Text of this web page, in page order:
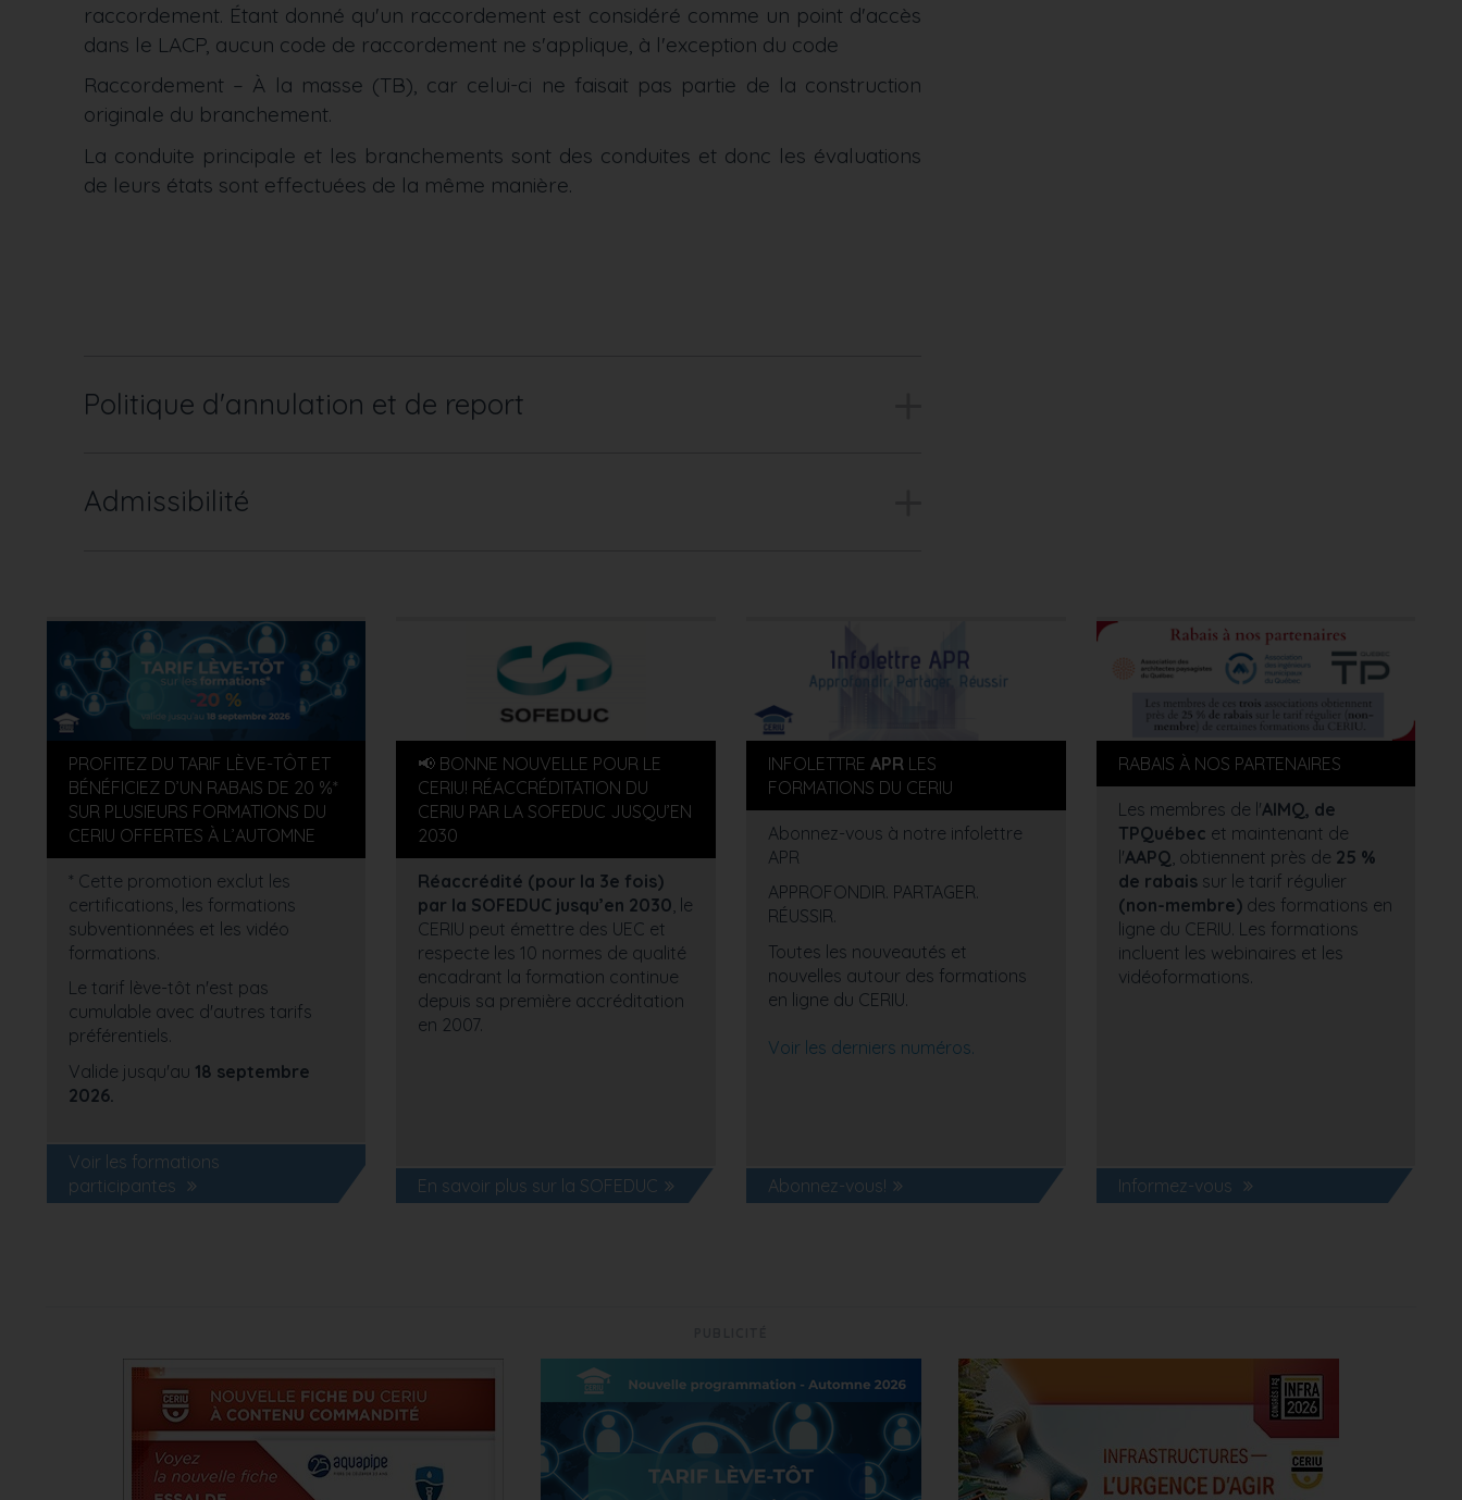
raccordement. Étant donné qu'un raccordement est considéré comme un point d'accès
dans le LACP, aucun code de raccordement ne s'applique, à l'exception du code
Raccordement – À la masse (TB), car celui-ci ne faisait pas partie de la construction
originale du branchement.
La conduite principale et les branchements sont des conduites et donc les évaluations
de leurs états sont effectuées de la même manière.
Politique d'annulation et de report
Admissibilité
PROFITEZ DU TARIF LÈVE-TÔT ET
BÉNÉFICIEZ D’UN RABAIS DE 20 %*
SUR PLUSIEURS FORMATIONS DU
CERIU OFFERTES À L’AUTOMNE
* Cette promotion exclut les
certifications, les formations
subventionnées et les vidéo
formations.
Le tarif lève-tôt n'est pas
cumulable avec d'autres tarifs
préférentiels.
Valide jusqu'au 18 septembre
2026.
Voir les formations
participantes
📢 BONNE NOUVELLE POUR LE
CERIU! RÉACCRÉDITATION DU
CERIU PAR LA SOFEDUC JUSQU’EN
2030
Réaccrédité (pour la 3e fois)
par la SOFEDUC jusqu’en 2030 , le
CERIU peut émettre des UEC et
respecte les 10 normes de qualité
encadrant la formation continue
depuis sa première accréditation
en 2007.
En savoir plus sur la SOFEDUC
INFOLETTRE APR LES
FORMATIONS DU CERIU
Abonnez-vous à notre infolettre
APR
APPROFONDIR. PARTAGER.
RÉUSSIR.
Toutes les nouveautés et
nouvelles autour des formations
en ligne du CERIU.
Voir les derniers numéros.
Abonnez-vous!
RABAIS À NOS PARTENAIRES
Les membres de l'AIMQ, de
TPQuébec et maintenant de
l'AAPQ , obtiennent près de 25 %
de rabaissur le tarif régulier
(non-membre) des formations en
ligne du CERIU. Les formations
incluent les webinaires et les
vidéoformations.
Informez-vous